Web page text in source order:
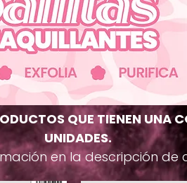
QUE TIENEN UNA
UNIDADES.
en la descripción